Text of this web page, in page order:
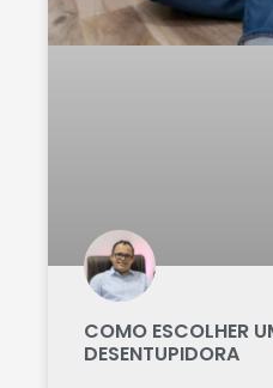
COMO ESCOLHER
DESENTUPIDORA